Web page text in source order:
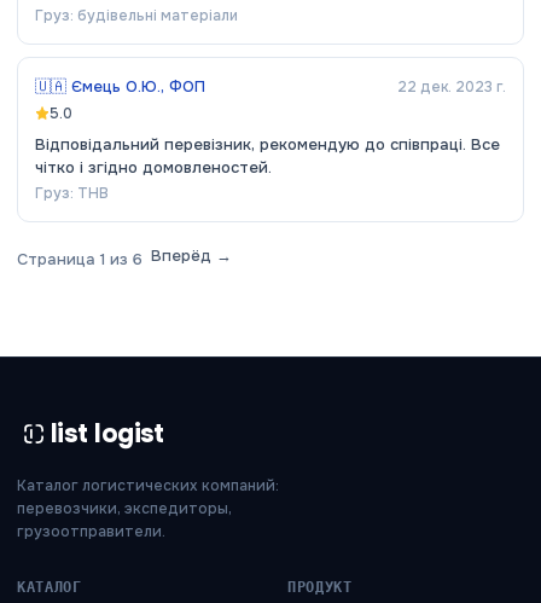
Груз: будівельні матеріали
🇺🇦 Ємець О.Ю., ФОП
22 дек. 2023 г.
5.0
Відповідальний перевізник, рекомендую до співпраці. Все
чітко і згідно домовленостей.
Груз: ТНВ
Страница 1 из 6 Вперёд →
list logist
Каталог логистических компаний:
перевозчики, экспедиторы,
грузоотправители.
КАТАЛОГ ПРОДУКТ